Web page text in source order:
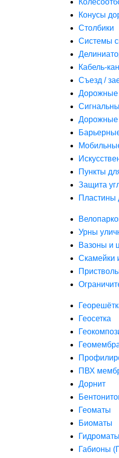
Конусы
Столбики
Системы
Кабель-
Съезд /
Дорожные
Пункты
Защита
Пластины
Урны
Вазоны и
Скамейки
Геосетка
ПВХ
Дорнит
Геоматы
Биоматы
Гидроматы
Габионы